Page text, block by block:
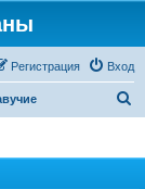
Вход
Регистрация